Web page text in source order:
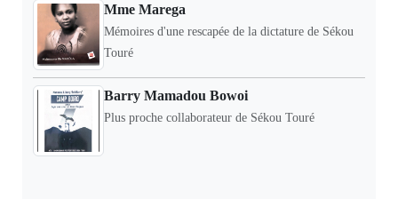
Mme Marega
Mémoires d'une rescapée de la dictature de Sékou
Touré
Barry Mamadou Bowoi
Plus proche collaborateur de Sékou Touré